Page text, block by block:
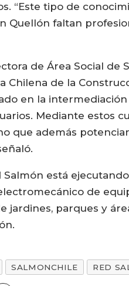
“Este tipo de
Quellón faltan
de Área Social
Chilena de la
en la
Mediante estos
que además
está
de
jardines, parques y
SALMONCHILE RED